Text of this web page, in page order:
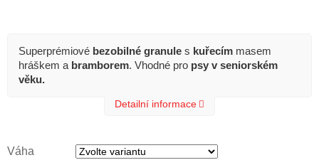
Váha
Superprémiové bezobilné granule s kuřecím masem
hráškem a bramborem. Vhodné pro psy v seniorském
věku.
Detailní informace